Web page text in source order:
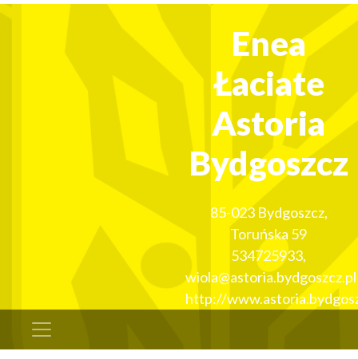
Enea
Łaciate
Astoria
Bydgoszcz
85-023 Bydgoszcz,
Toruńska 59
534725933,
wiola@astoria.bydgoszcz.pl
http://